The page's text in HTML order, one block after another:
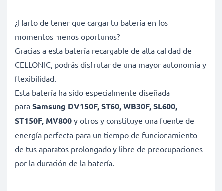
¿Harto de tener que cargar tu batería en los
momentos menos oportunos?
Gracias a esta batería recargable de alta calidad de
CELLONIC, podrás disfrutar de una mayor autonomía y
flexibilidad.
Esta batería ha sido especialmente diseñada
para Samsung DV150F, ST60, WB30F, SL600,
ST150F, MV800 y otros y constituye una fuente de
energía perfecta para un tiempo de funcionamiento
de tus aparatos prolongado y libre de preocupaciones
por la duración de la batería.